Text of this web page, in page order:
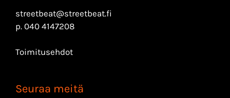
streetbeat@streetbeat.fi
p. 040 4147208
Toimitusehdot
Seuraa meitä